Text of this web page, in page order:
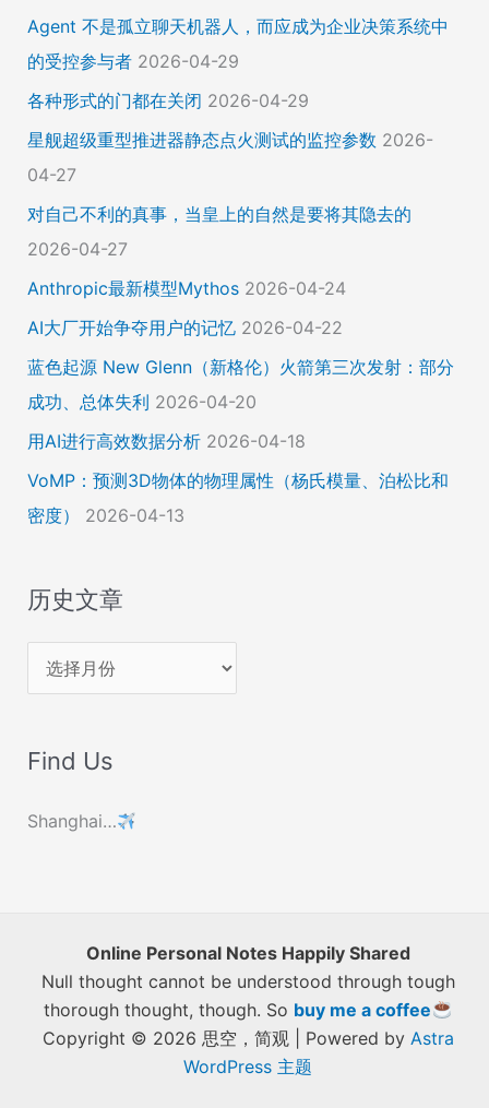
Agent 不是孤立聊天机器人，而应成为企业决策系统中
的受控参与者 2026-04-29
各种形式的门都在关闭 2026-04-29
星舰超级重型推进器静态点火测试的监控参数 2026-
04-27
对自己不利的真事，当皇上的自然是要将其隐去的
2026-04-27
Anthropic最新模型Mythos 2026-04-24
AI大厂开始争夺用户的记忆 2026-04-22
蓝色起源 New Glenn（新格伦）火箭第三次发射：部分
成功、总体失利 2026-04-20
用AI进行高效数据分析 2026-04-18
VoMP：预测3D物体的物理属性（杨氏模量、泊松比和
密度）
2026-04-13
历史文章
史
章
Find Us
Shanghai…
Online Personal Notes Happily Shared
Null thought cannot be understood through tough
thorough thought, though. So buy me a coffee
Copyright © 2026 思空，简观 | Powered by Astra
WordPress 主题